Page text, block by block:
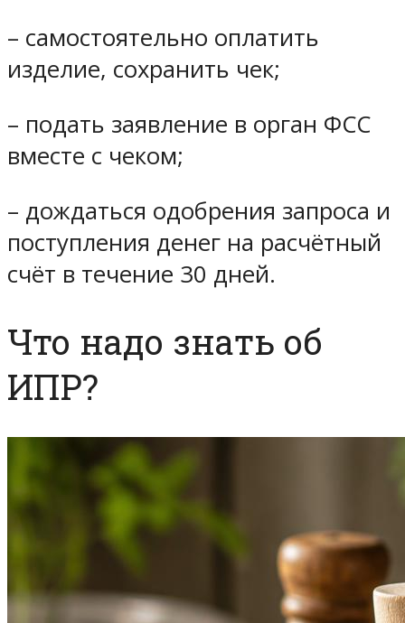
– самостоятельно оплатить
изделие, сохранить чек;
– подать заявление в орган ФСС
вместе с чеком;
– дождаться одобрения запроса и
поступления денег на расчётный
счёт в течение 30 дней.
Что надо знать об
ИПР?